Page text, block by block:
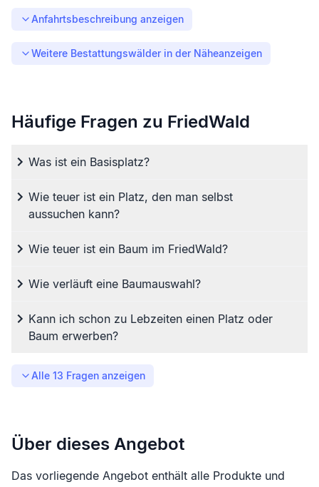
Anfahrtsbeschreibung anzeigen
Weitere Bestattungswälder in der Näheanzeigen
Häufige Fragen zu FriedWald
Was ist ein Basisplatz?
Wie teuer ist ein Platz, den man selbst
aussuchen kann?
Wie teuer ist ein Baum im FriedWald?
Wie verläuft eine Baumauswahl?
Kann ich schon zu Lebzeiten einen Platz oder
Baum erwerben?
Alle 13 Fragen anzeigen
Über dieses Angebot
Das vorliegende Angebot enthält alle Produkte und